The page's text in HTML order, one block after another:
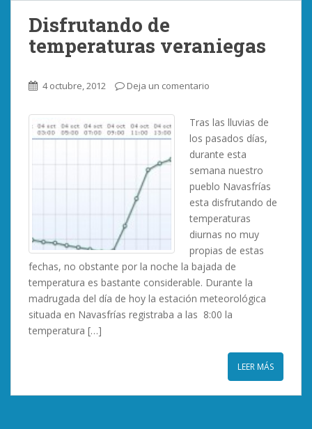
Disfrutando de
temperaturas veraniegas
4 octubre, 2012 Deja un comentario
Tras las lluvias de
los pasados días,
durante esta
semana nuestro
pueblo Navasfrías
esta disfrutando de
temperaturas
diurnas no muy
propias de estas
fechas, no obstante por la noche la bajada de
temperatura es bastante considerable. Durante la
madrugada del día de hoy la estación meteorológica
situada en Navasfrías registraba a las 8:00 la
temperatura […]
LEER MÁS